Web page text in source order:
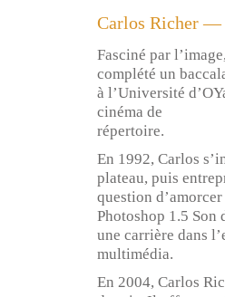
Carlos Richer —
Fasciné par
complété un
à l’Université
cinéma de
répertoire.
En 1992, Carlos
plateau, puis
question
Photoshop 1.5 Son
une carrière dans
multimédia.
En 2004, Carlos